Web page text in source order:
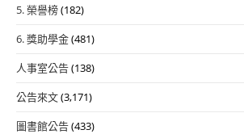
5. 榮譽榜(182)
6. 獎助學金(481)
人事室公告(138)
公告來文(3,171)
圖書館公告(433)